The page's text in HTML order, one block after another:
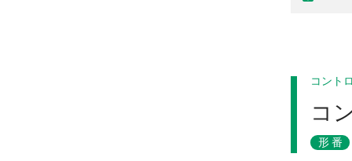
コント
コ
形番